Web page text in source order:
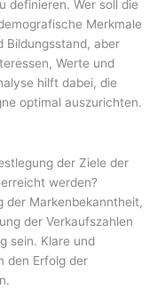
definieren. Wer soll die
Merkmale
Bildungsstand, aber
Werte und
hilft dabei, die
optimal auszurichten.
der Ziele der
werden?
der Markenbekanntheit,
der Verkaufszahlen
sein. Klare und
den Erfolg der